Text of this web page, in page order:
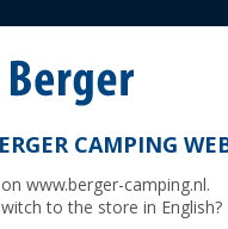
voortenten voor
aluminium of
CAMPING
www.berger-camping.nl.
to the store in English?